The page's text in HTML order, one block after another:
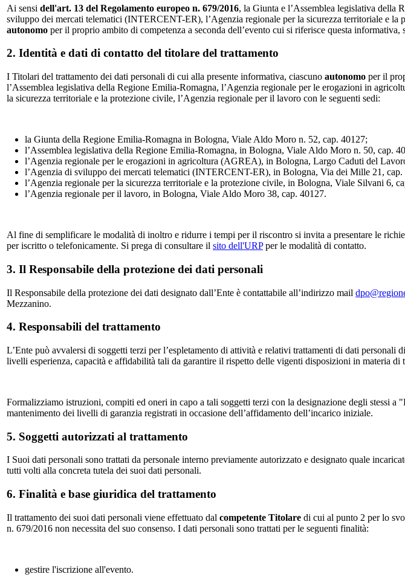
Ai sensi dell'art. 13 del Regolamento europeo n. 679/2016, la Giunta e l’Assemblea legislativa della
sviluppo dei mercati telematici (INTERCENT-ER), l’Agenzia regionale per la sicurezza territoriale e
autonomo per il proprio ambito di competenza a seconda dell’evento cui si riferisce questa
2. Identità e dati di contatto del titolare del trattamento
I Titolari del trattamento dei dati personali di cui alla presente informativa, ciascuno autonomo per il
l’Assemblea legislativa della Regione Emilia-Romagna, l’Agenzia regionale per le erogazioni in
la sicurezza territoriale e la protezione civile, l’Agenzia regionale per il lavoro con le seguenti sedi:
la Giunta della Regione Emilia-Romagna in Bologna, Viale Aldo Moro n. 52, cap. 40127;
l’Assemblea legislativa della Regione Emilia-Romagna, in Bologna, Viale Aldo Moro n. 50, cap.
l’Agenzia regionale per le erogazioni in agricoltura (AGREA), in Bologna, Largo Caduti del
l’Agenzia di sviluppo dei mercati telematici (INTERCENT-ER), in Bologna, Via dei Mille 21, cap.
l’Agenzia regionale per la sicurezza territoriale e la protezione civile, in Bologna, Viale Silvani 6,
l’Agenzia regionale per il lavoro, in Bologna, Viale Aldo Moro 38, cap. 40127.
Al fine di semplificare le modalità di inoltro e ridurre i tempi per il riscontro si invita a presentare le
per iscritto o telefonicamente. Si prega di consultare il sito dell'URPper le modalità di contatto.
3. Il Responsabile della protezione dei dati personali
Il Responsabile della protezione dei dati designato dall’Ente è contattabile all’indirizzo mail
Mezzanino.
4. Responsabili del trattamento
L’Ente può avvalersi di soggetti terzi per l’espletamento di attività e relativi trattamenti di dati
livelli esperienza, capacità e affidabilità tali da garantire il rispetto delle vigenti disposizioni in materia
Formalizziamo istruzioni, compiti ed oneri in capo a tali soggetti terzi con la designazione degli stessi
mantenimento dei livelli di garanzia registrati in occasione dell’affidamento dell’incarico iniziale.
5. Soggetti autorizzati al trattamento
I Suoi dati personali sono trattati da personale interno previamente autorizzato e designato quale
tutti volti alla concreta tutela dei suoi dati personali.
6. Finalità e base giuridica del trattamento
Il trattamento dei suoi dati personali viene effettuato dal competente Titolare di cui al punto 2 per lo
n. 679/2016 non necessita del suo consenso. I dati personali sono trattati per le seguenti finalità:
gestire l'iscrizione all'evento.